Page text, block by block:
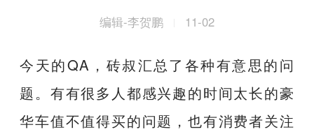
编辑-李贺鹏 11-02
今天的QA，砖叔汇总了各种有意思的问
题。有有很多人都感兴趣的时间太长的豪
华车值不值得买的问题，也有消费者关注